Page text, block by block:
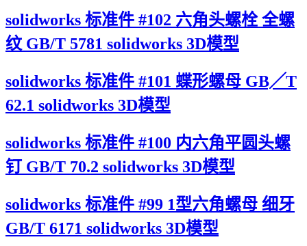
solidworks 标准件 #102 六角头螺栓 全螺
纹 GB/T 5781 solidworks 3D模型
solidworks 标准件 #101 蝶形螺母 GB╱T
62.1 solidworks 3D模型
solidworks 标准件 #100 内六角平圆头螺
钉 GB/T 70.2 solidworks 3D模型
solidworks 标准件 #99 1型六角螺母 细牙
GB/T 6171 solidworks 3D模型